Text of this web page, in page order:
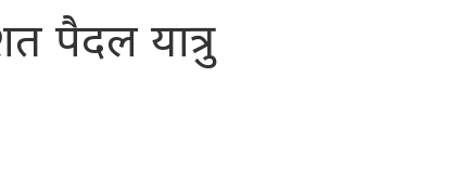
पैदल यात्रु